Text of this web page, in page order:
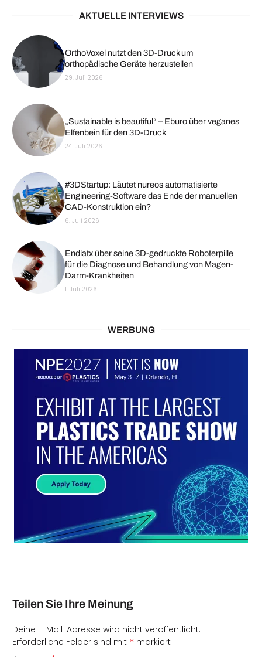
AKTUELLE INTERVIEWS
OrthoVoxel nutzt den 3D-Druck um
orthopädische Geräte herzustellen
29. Juli 2026
„Sustainable is beautiful“ – Eburo über veganes
Elfenbein für den 3D-Druck
24. Juli 2026
#3DStartup: Läutet nureos automatisierte
Engineering-Software das Ende der manuellen
CAD-Konstruktion ein?
6. Juli 2026
Endiatx über seine 3D-gedruckte Roboterpille
für die Diagnose und Behandlung von Magen-
Darm-Krankheiten
1. Juli 2026
WERBUNG
Teilen Sie Ihre Meinung
Deine E-Mail-Adresse wird nicht veröffentlicht.
Erforderliche Felder sind mit * markiert